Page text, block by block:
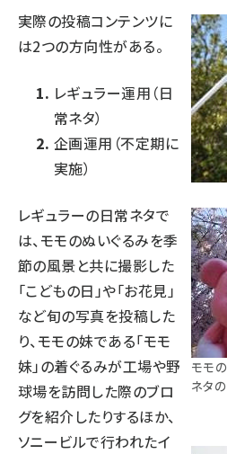
モモ
ネタ
実際の投稿コンテンツに
は2つの方向性がある。
レギュラー運用（日
常ネタ）
企画運用（不定期に
実施）
レギュラーの日常ネタで
は、モモのぬいぐるみを季
節の風景と共に撮影した
「こどもの日」や「お花見」
など旬の写真を投稿した
り、モモの妹である「モモ
妹」の着ぐるみが工場や野
球場を訪問した際のブロ
グを紹介したりするほか、
ソニービルで行われたイ